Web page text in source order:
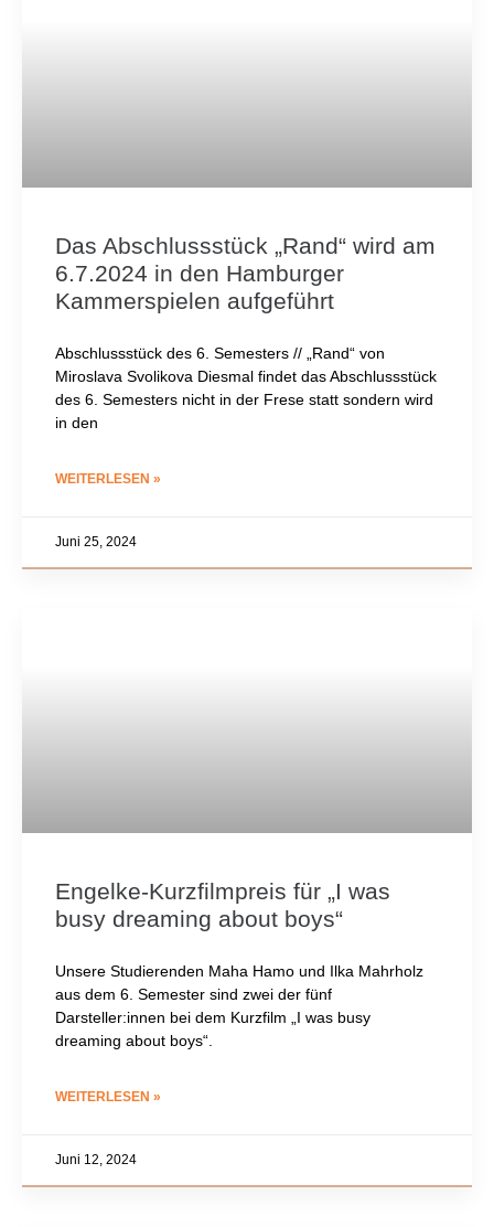
Das Abschlussstück „Rand“ wird am
6.7.2024 in den Hamburger
Kammerspielen aufgeführt
Abschlussstück des 6. Semesters // „Rand“ von
Miroslava Svolikova Diesmal findet das Abschlussstück
des 6. Semesters nicht in der Frese statt sondern wird
in den
WEITERLESEN »
Juni 25, 2024
Engelke-Kurzfilmpreis für „I was
busy dreaming about boys“
Unsere Studierenden Maha Hamo und Ilka Mahrholz
aus dem 6. Semester sind zwei der fünf
Darsteller:innen bei dem Kurzfilm „I was busy
dreaming about boys“.
WEITERLESEN »
Juni 12, 2024